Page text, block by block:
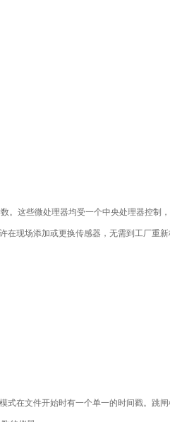
。这些微处理器均受一个中央处理器控制
现场添加或更换传感器，无需到工厂重新
在文件开始时有一个单一的时间戳。跳